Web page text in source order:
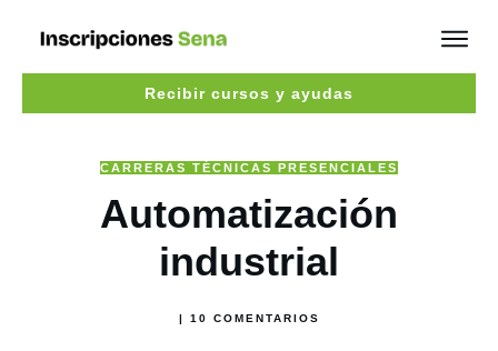
Recibir cursos y ayudas
CARRERAS TÉCNICAS PRESENCIALES
Automatización
industrial
10 COMENTARIOS